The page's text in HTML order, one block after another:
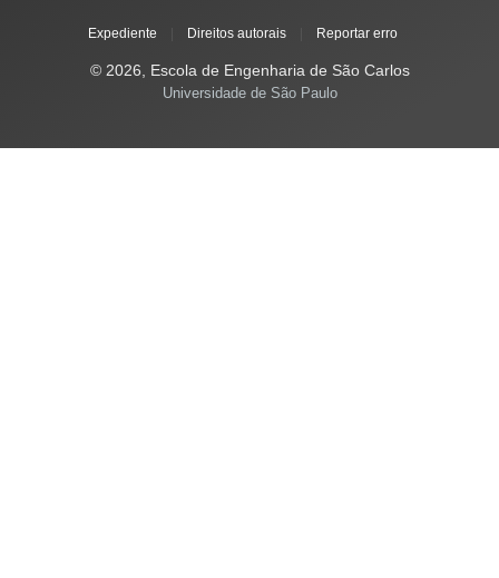
Expediente Direitos autorais Reportar erro
© 2026, Escola de Engenharia de São Carlos
Universidade de São Paulo